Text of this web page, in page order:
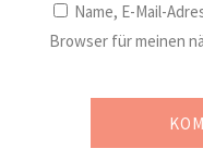
Name, E-Mail-
Browser für meinen